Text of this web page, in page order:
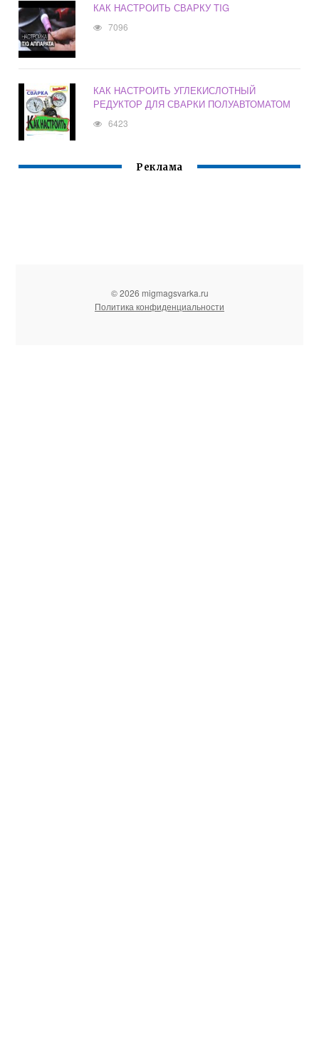
КАК НАСТРОИТЬ СВАРКУ TIG
7096
КАК НАСТРОИТЬ УГЛЕКИСЛОТНЫЙ
РЕДУКТОР ДЛЯ СВАРКИ ПОЛУАВТОМАТОМ
6423
Реклама
© 2026 migmagsvarka.ru
Политика конфиденциальности